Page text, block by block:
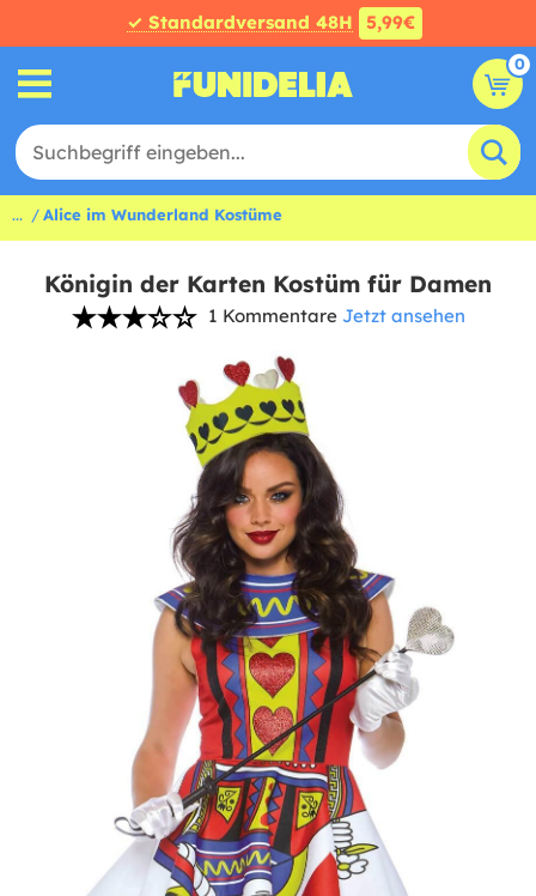
✓ Standardversand 48H 5,99€
0
... Alice im Wunderland Kostüme
Königin der Karten Kostüm für Damen
1 Kommentare Jetzt ansehen